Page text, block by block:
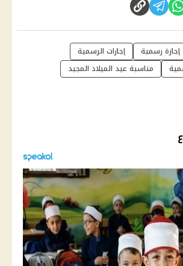
إجازة رسمية
إجازات الرسمية
مناسبة عيد الميلاد المجيد